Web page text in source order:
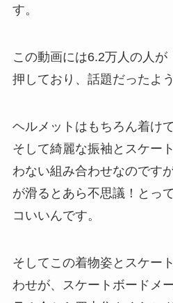
す。
この動画には6.2万人の人が
押しており、話題だったよう
ヘルメットはもちろん着け
そして綺麗な振袖とスケー
わない組み合わせなのです
が滑るとあら不思議！とっ
コいいんです。
そしてこの着物姿とスケー
わせが、スケートボードメ